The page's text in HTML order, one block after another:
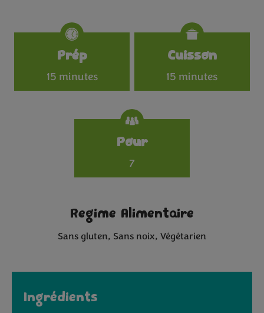
Specifications
Prép
15 minutes
Cuisson
15 minutes
Pour
7
Regime Alimentaire
Sans gluten Sans noix Végétarien
Ingrédients